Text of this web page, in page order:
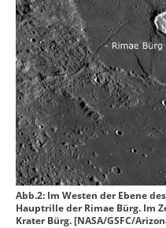
Abb.2: Im Westen der Ebene
Hauptrille der Rimae Bürg. Im
Krater Bürg. [NASA/GSFC/